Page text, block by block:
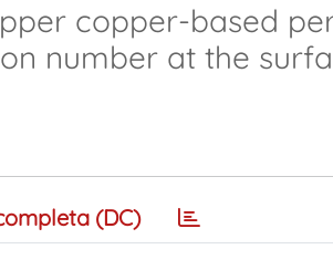
copper-based
number at the
(DC)